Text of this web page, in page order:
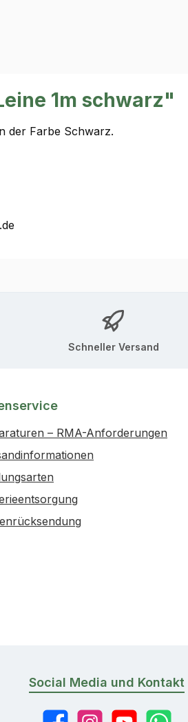
1m schwarz"
der Farbe Schwarz.
Schneller Versand
– RMA-Anforderungen
Social Media und Kontakt